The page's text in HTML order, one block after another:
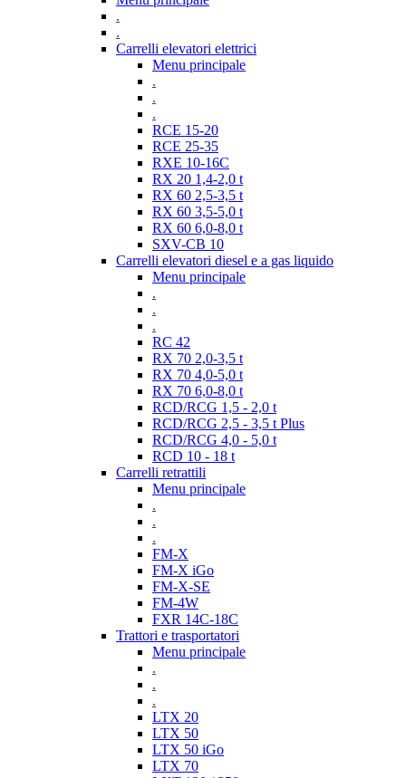
.
.
Carrelli elevatori elettrici
Menu principale
.
.
.
RCE 15-20
RCE 25-35
RXE 10-16C
RX 20 1,4-2,0 t
RX 60 2,5-3,5 t
RX 60 3,5-5,0 t
RX 60 6,0-8,0 t
SXV-CB 10
Carrelli elevatori diesel e a gas liquido
Menu principale
.
.
.
RC 42
RX 70 2,0-3,5 t
RX 70 4,0-5,0 t
RX 70 6,0-8,0 t
RCD/RCG 1,5 - 2,0 t
RCD/RCG 2,5 - 3,5 t Plus
RCD/RCG 4,0 - 5,0 t
RCD 10 - 18 t
Carrelli retrattili
Menu principale
.
.
.
FM-X
FM-X iGo
FM-X-SE
FM-4W
FXR 14C-18C
Trattori e trasportatori
Menu principale
.
.
.
LTX 20
LTX 50
LTX 50 iGo
LTX 70